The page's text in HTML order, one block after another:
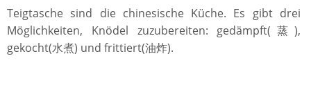
Teigtasche sind die chinesische Küche. Es gibt drei
Möglichkeiten, Knödel zuzubereiten: gedämpft(蒸),
gekocht(水煮) und frittiert(油炸).